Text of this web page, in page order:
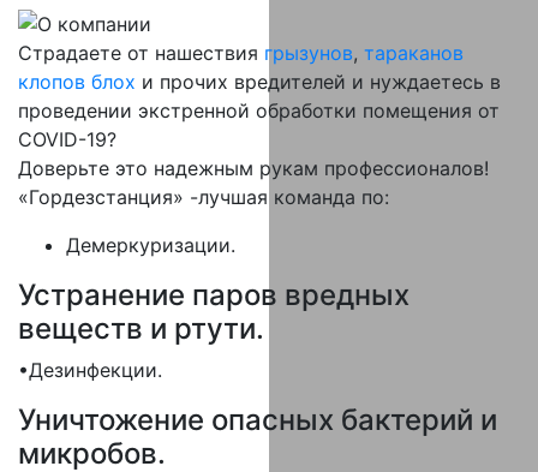
Страдаете от нашествия грызунов, тараканов
клопов блох и прочих вредителей и нуждаетесь в
проведении экстренной обработки помещения от
COVID-19?
Доверьте это надежным рукам профессионалов!
«Гордезстанция» -лучшая команда по:
Демеркуризации.
Устранение паров вредных
веществ и ртути.
•Дезинфекции.
Уничтожение опасных бактерий и
микробов.